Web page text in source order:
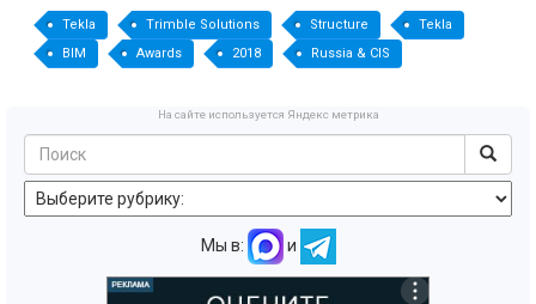
Tekla Trimble Solutions Structure
Tekla
BIM
Awards 2018 Russia & CIS
На сайте используется Яндекс метрика
Мы в: и